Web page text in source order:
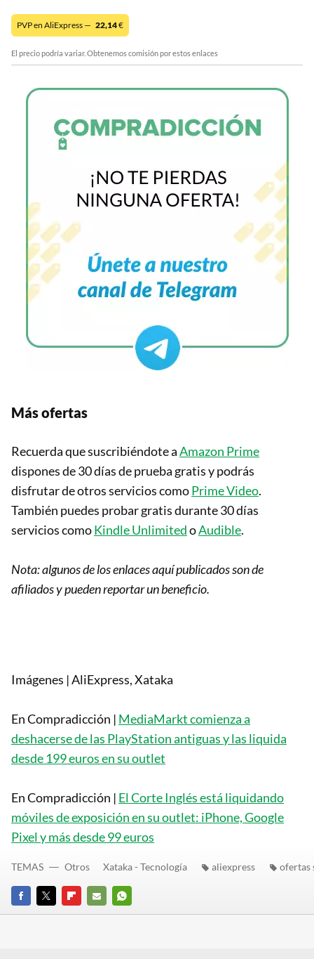
PVP en AliExpress — 22,14€
El precio podría variar. Obtenemos comisión por estos enlaces
Más ofertas
Recuerda que suscribiéndote aAmazon Prime
dispones de 30 días de prueba gratis y podrás
disfrutar de otros servicios comoPrime Video.
También puedes probar gratis durante 30 días
servicios comoKindle UnlimitedoAudible.
Nota: algunos de los enlaces aquí publicados son de
afiliados y pueden reportar un beneficio.
Imágenes | AliExpress, Xataka
En Compradicción | MediaMarkt comienza a
deshacerse de las PlayStation antiguas y las liquida
desde 199 euros en su outlet
En Compradicción | El Corte Inglés está liquidando
móviles de exposición en su outlet: iPhone, Google
Pixel y más desde 99 euros
FACEBOOK
TWITTERFLIPBOARD
E-
WHATSAPP
TEMAS Otros Xataka - Tecnología aliexpress ofertas